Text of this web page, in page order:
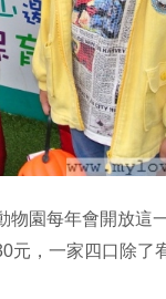
園每年會開放這
元，一家四口除了